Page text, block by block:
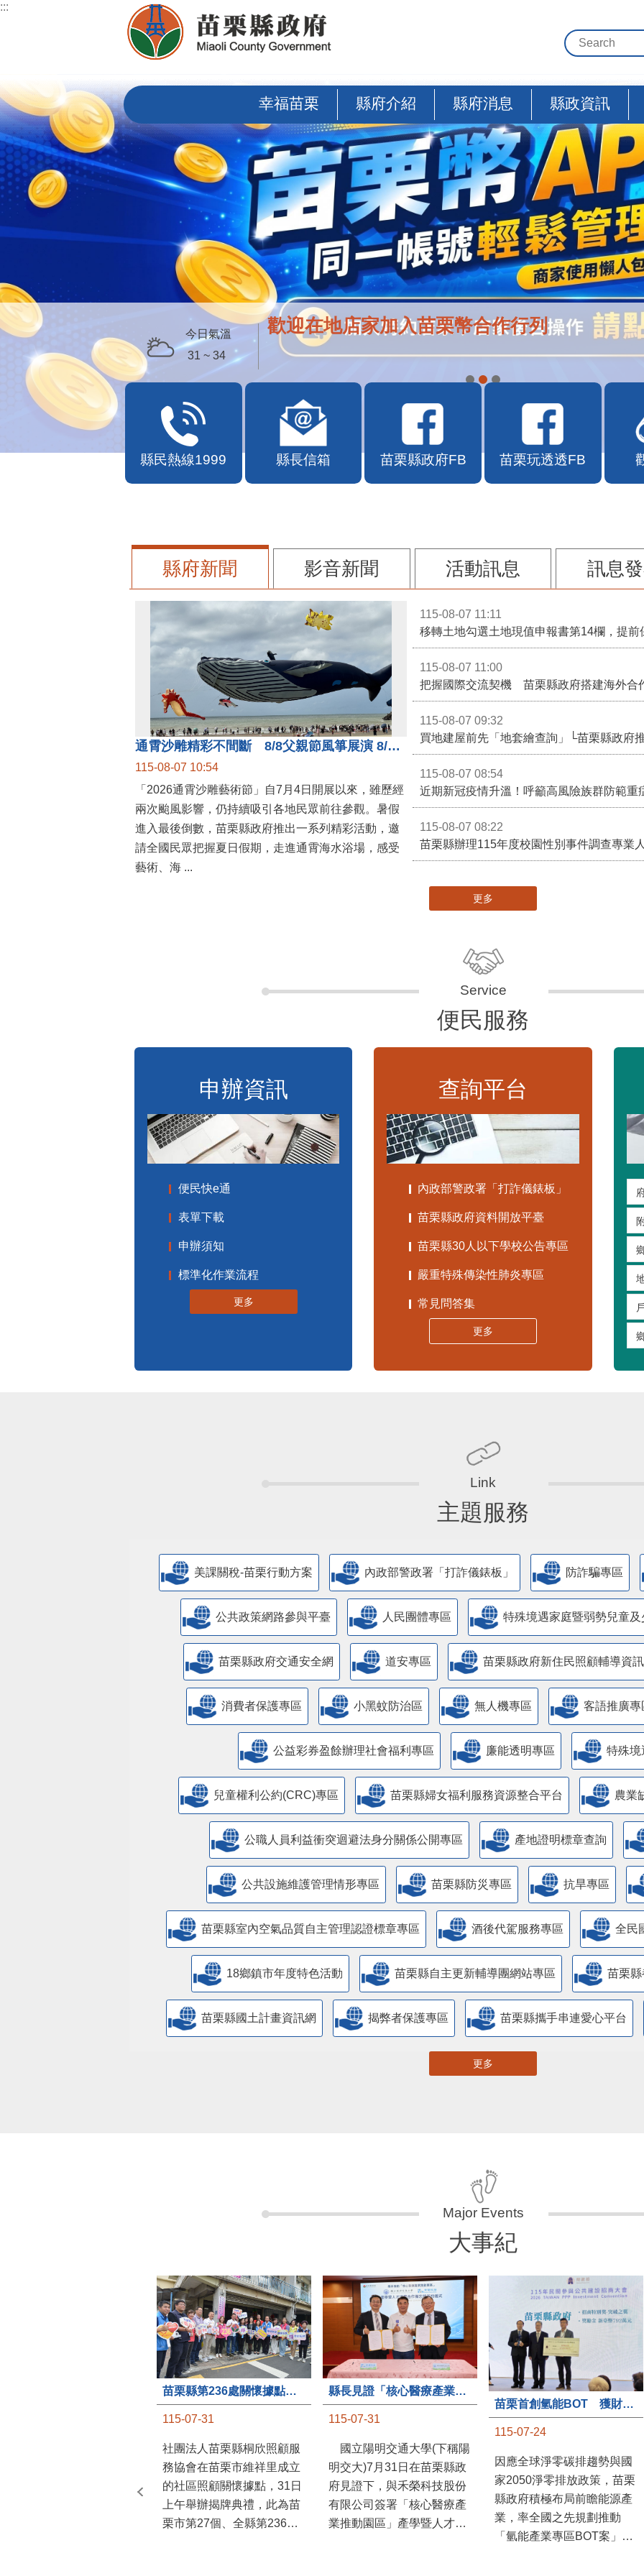
跳到主要內容區塊
:::
幸福苗栗 縣府介紹 縣府消息 縣政資訊
歡迎在地店家加入苗栗幣合作行列
今日氣溫
31 ~ 34
縣民熱線1999 縣長信箱 苗栗縣政府FB 苗栗玩透透FB
縣府新聞 影音新聞 活動訊息 訊息
通霄沙雕精彩不間斷 8/8父親節風箏展演 8/16情人節66對浪漫挑戰送好禮
115-08-07 10:54
「2026通霄沙雕藝術節」自7月4日開展以來，雖歷經
兩次颱風影響，仍持續吸引各地民眾前往參觀。暑假
進入最後倒數，苗栗縣政府推出一系列精彩活動，邀
請全國民眾把握夏日假期，走進通霄海水浴場，感受
115-08-07 11:11
移轉土地勾選土地現值申報書第14欄，提前
115-08-07 11:00
115-08-07 09:32
買地建屋前先「地套繪查詢」└苗栗縣政府
115-08-07 08:54
近期新冠疫情升溫！呼籲高風險族群防範重
115-08-07 08:22
更多
便民服務
申辦資訊
便民快e通
表單下載
申辦須知
標準化作業流程
更多
查詢平台
內政部警政署「打詐儀錶板」
苗栗縣政府資料開放平臺
苗栗縣30人以下學校公告專區
嚴重特殊傳染性肺炎專區
常見問答集
更多
主題服務
美課關稅-苗栗行動方案 內政部警政署「打詐儀錶板」 防詐騙專區
公共政策網路參與平臺 人民團體專區 特殊境遇家庭暨弱勢兒童
苗栗縣政府交通安全網 道安專區 苗栗縣政府新住民照顧輔導資
消費者保護專區 小黑蚊防治區 無人機專區 客語推廣專
公益彩券盈餘辦理社會福利專區 廉能透明專區 特殊境
兒童權利公約(CRC)專區 苗栗縣婦女福利服務資源整合平台 農業
公職人員利益衝突迴避法身分關係公開專區 產地證明標章查詢
​公共設施維護管理情形專區 苗栗縣防災專區 抗旱專區
苗栗縣室內空氣品質自主管理認證標章專區 酒後代駕服務專區 全民
18鄉鎮市年度特色活動 苗栗縣自主更新輔導團網站專區 苗栗
苗栗縣國土計畫資訊網 揭弊者保護專區 苗栗縣攜手串連愛心平台
更多
大事紀
苗栗縣第236處關懷據點在苗栗市維祥里揭牌
115-07-31
社團法人苗栗縣桐欣照顧服
務協會在苗栗市維祥里成立
的社區照顧關懷據點，31日
上午舉辦揭牌典禮，此為苗
栗市第27個、全縣第236處
115-07-31
國立陽明交通大學(下稱陽
明交大)7月31日在苗栗縣政
府見證下，與禾榮科技股份
有限公司簽署「核心醫療產
業推動園區」產學暨人才培
苗栗首創氫能BOT 獲財政部「突破之翼」肯定
115-07-24
因應全球淨零碳排趨勢與國
家2050淨零排放政策，苗栗
縣政府積極布局前瞻能源產
業，率全國之先規劃推動
「氫能產業專區BOT案」，